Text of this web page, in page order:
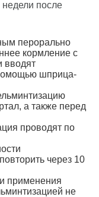
после
перорально
кормление с
вводят
шприца-
а также перед
проводят по
через 10
применения
не